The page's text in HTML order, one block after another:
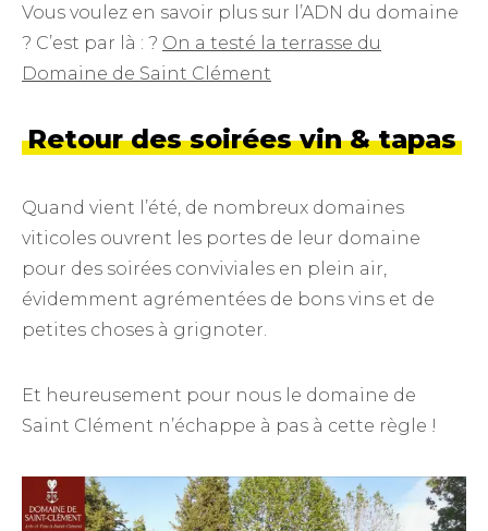
Vous voulez en savoir plus sur l’ADN du domaine
? C’est par là : ? On a testé la terrasse du
Domaine de Saint Clément
Retour des soirées vin & tapas
Quand vient l’été, de nombreux domaines
viticoles ouvrent les portes de leur domaine
pour des soirées conviviales en plein air,
évidemment agrémentées de bons vins et de
petites choses à grignoter.
Et heureusement pour nous le domaine de
Saint Clément n’échappe à pas à cette règle !